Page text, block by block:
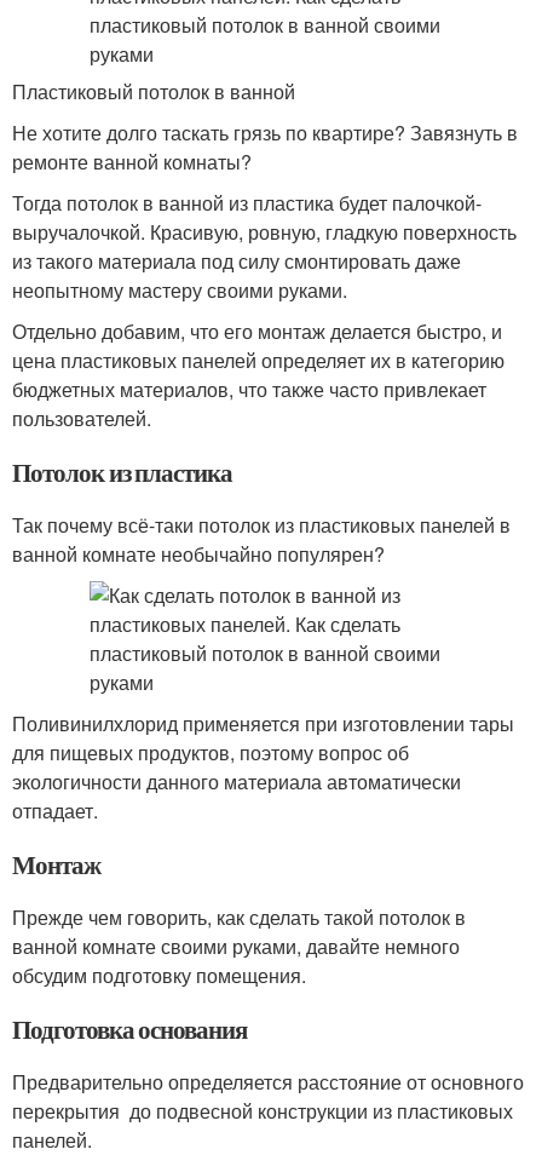
Пластиковый потолок в ванной
Не хотите долго таскать грязь по квартире? Завязнуть в
ремонте ванной комнаты?
Тогда потолок в ванной из пластика будет палочкой-
выручалочкой. Красивую, ровную, гладкую поверхность
из такого материала под силу смонтировать даже
неопытному мастеру своими руками.
Отдельно добавим, что его монтаж делается быстро, и
цена пластиковых панелей определяет их в категорию
бюджетных материалов, что также часто привлекает
пользователей.
Потолок из пластика
Так почему всё-таки потолок из пластиковых панелей в
ванной комнате необычайно популярен?
Поливинилхлорид применяется при изготовлении тары
для пищевых продуктов, поэтому вопрос об
экологичности данного материала автоматически
отпадает.
Монтаж
Прежде чем говорить, как сделать такой потолок в
ванной комнате своими руками, давайте немного
обсудим подготовку помещения.
Подготовка основания
Предварительно определяется расстояние от основного
перекрытия до подвесной конструкции из пластиковых
панелей.